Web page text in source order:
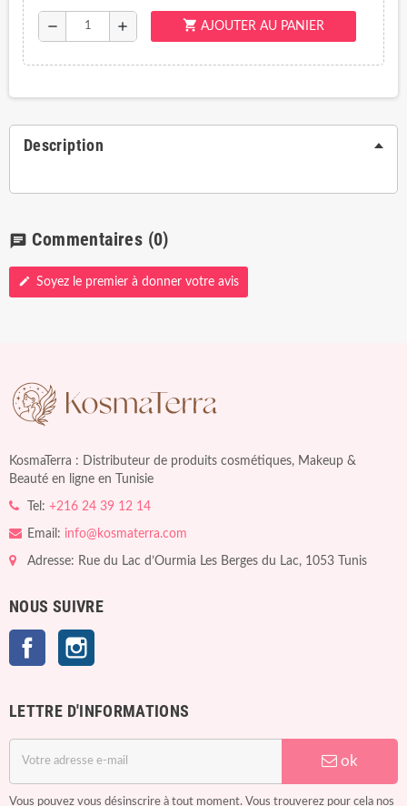
remove add shopping_cart AJOUTER AU PANIER
Description
chat Commentaires (0)
edit Soyez le premier à donner votre avis
KosmaTerra : Distributeur de produits cosmétiques, Makeup &
Beauté en ligne en Tunisie
Tel: +216 24 39 12 14
Email: info@kosmaterra.com
Adresse: Rue du Lac d’Ourmia Les Berges du Lac, 1053 Tunis
NOUS SUIVRE
Facebook
LETTRE D'INFORMATIONS
ok
Vous pouvez vous désinscrire à tout moment. Vous trouverez pour cela nos